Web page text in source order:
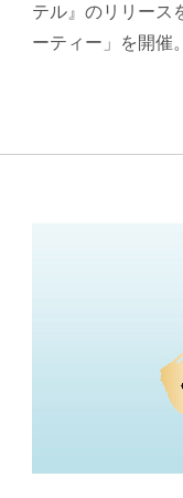
テル』のリリース
ーティー」を開催